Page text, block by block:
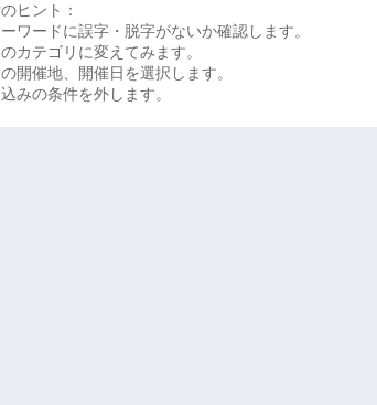
ヒント：
ーワードに誤字・脱字がないか確認します。
のカテゴリに変えてみます。
の開催地、開催日を選択します。
込みの条件を外します。